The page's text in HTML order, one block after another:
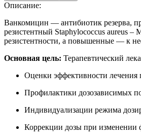
Описание:
Ванкомицин — антибиотик резерва,
резистентный Staphylococcus aureus –
резистентности, а повышенные — к
Основная цель: Терапевтический
Оценки эффективности лечения
Профилактики дозозависимых
Индивидуализации режима
Коррекции дозы при изменении